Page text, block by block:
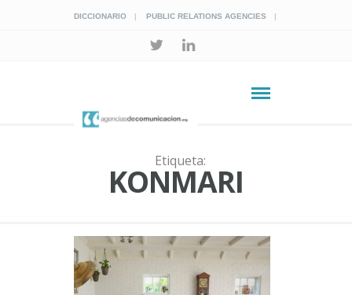
DICCIONARIO PUBLIC RELATIONS AGENCIES
Etiqueta:
KONMARI